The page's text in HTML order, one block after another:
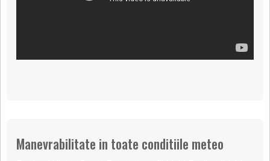
Manevrabilitate in toate conditiile meteo